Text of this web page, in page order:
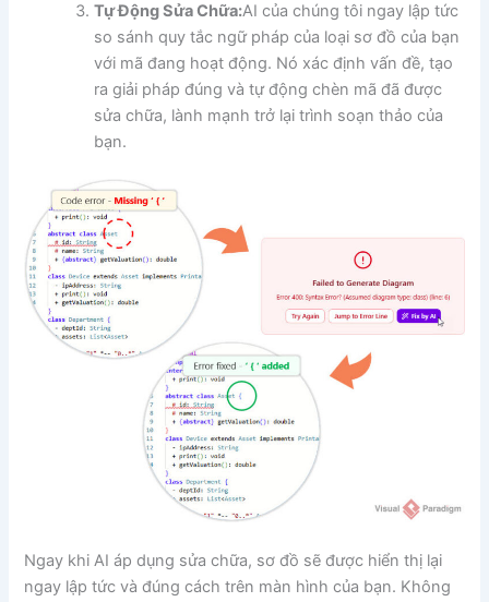
Tự Động Sửa Chữa:AI của chúng tôi ngay lập tức
so sánh quy tắc ngữ pháp của loại sơ đồ của bạn
với mã đang hoạt động. Nó xác định vấn đề, tạo
ra giải pháp đúng và tự động chèn mã đã được
sửa chữa, lành mạnh trở lại trình soạn thảo của
bạn.
Ngay khi AI áp dụng sửa chữa, sơ đồ sẽ được hiển thị lại
ngay lập tức và đúng cách trên màn hình của bạn. Không